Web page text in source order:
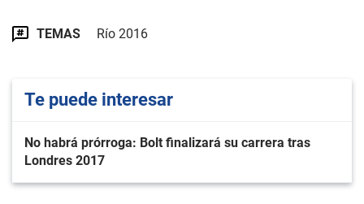
TEMAS Río 2016
Te puede interesar
No habrá prórroga: Bolt finalizará su carrera tras
Londres 2017